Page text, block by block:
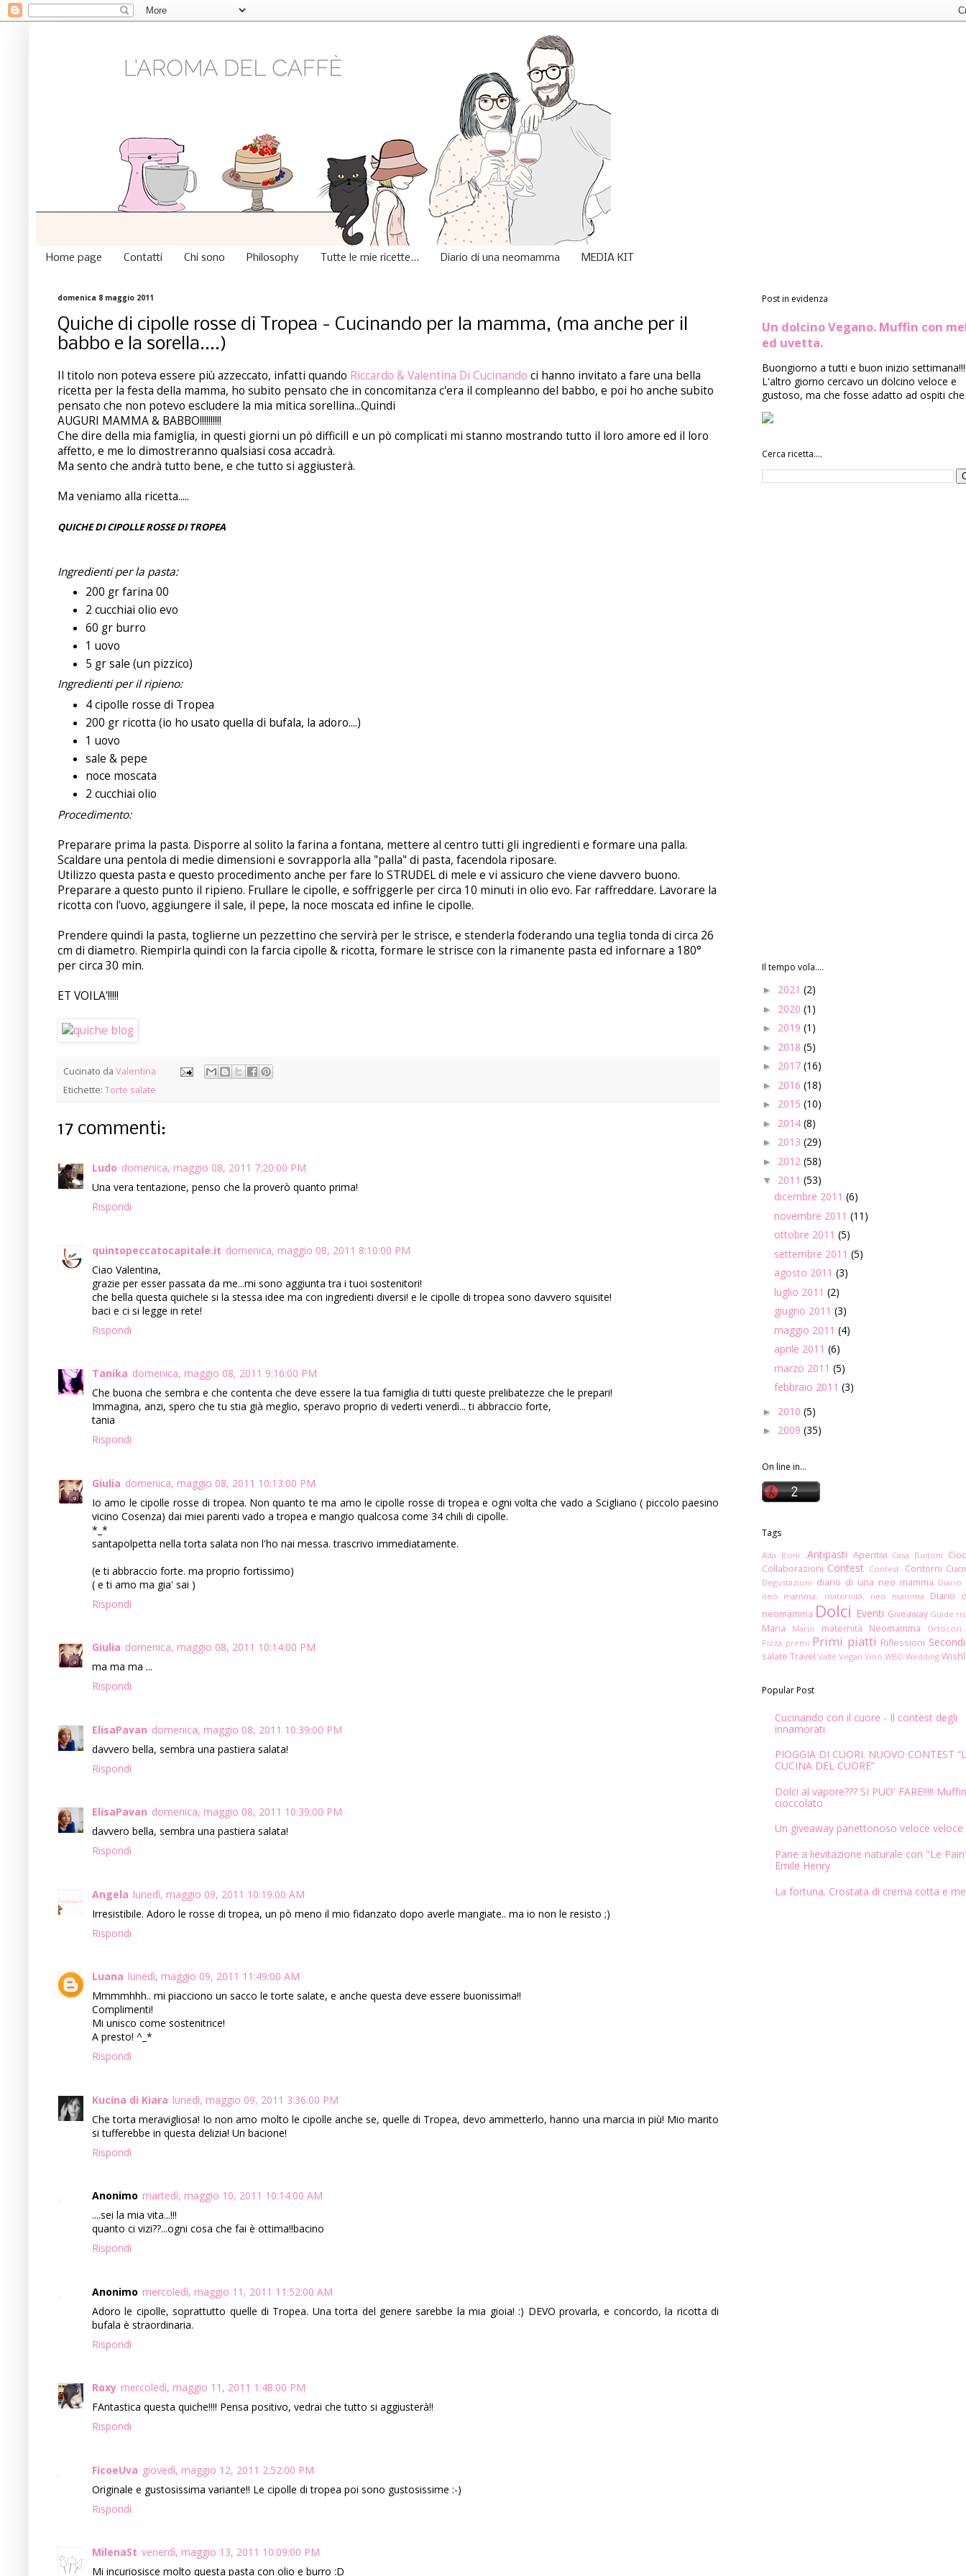
Home page Contatti Chi sono Philosophy Tutte le mie ricette... Diario di una neomamma MEDIA KIT
domenica 8 maggio 2011
Quiche di cipolle rosse di Tropea - Cucinando per la mamma, (ma anche per il
babbo e la sorella....)
Il titolo non poteva essere più azzeccato, infatti quando Riccardo & Valentina Di Cucinando ci hanno invitato a fare una bella
ricetta per la festa della mamma, ho subito pensato che in concomitanza c'era il compleanno del babbo, e poi ho anche subito
pensato che non potevo escludere la mia mitica sorellina...Quindi
AUGURI MAMMA & BABBO!!!!!!!!!!
Che dire della mia famiglia, in questi giorni un pò difficilI e un pò complicati mi stanno mostrando tutto il loro amore ed il loro
affetto, e me lo dimostreranno qualsiasi cosa accadrà.
Ma sento che andrà tutto bene, e che tutto si aggiusterà.
Ma veniamo alla ricetta.....
QUICHE DI CIPOLLE ROSSE DI TROPEA
Ingredienti per la pasta:
200 gr farina 00
2 cucchiai olio evo
60 gr burro
1 uovo
5 gr sale (un pizzico)
Ingredienti per il ripieno:
4 cipolle rosse di Tropea
200 gr ricotta (io ho usato quella di bufala, la adoro....)
1 uovo
sale & pepe
noce moscata
2 cucchiai olio
Procedimento:
Preparare prima la pasta. Disporre al solito la farina a fontana, mettere al centro tutti gli ingredienti e formare una palla.
Scaldare una pentola di medie dimensioni e sovrapporla alla "palla" di pasta, facendola riposare.
Utilizzo questa pasta e questo procedimento anche per fare lo STRUDEL di mele e vi assicuro che viene davvero buono.
Preparare a questo punto il ripieno. Frullare le cipolle, e soffriggerle per circa 10 minuti in olio evo. Far raffreddare. Lavorare la
ricotta con l'uovo, aggiungere il sale, il pepe, la noce moscata ed infine le cipolle.
Prendere quindi la pasta, toglierne un pezzettino che servirà per le strisce, e stenderla foderando una teglia tonda di circa 26
cm di diametro. Riempirla quindi con la farcia cipolle & ricotta, formare le strisce con la rimanente pasta ed infornare a 180°
per circa 30 min.
ET VOILA'!!!!!
Cucinato da Valentina
Etichette: Torte salate
17 commenti:
Ludo domenica, maggio 08, 2011 7:20:00 PM
Una vera tentazione, penso che la proverò quanto prima!
Rispondi
quintopeccatocapitale.it domenica, maggio 08, 2011 8:10:00 PM
Ciao Valentina,
grazie per esser passata da me...mi sono aggiunta tra i tuoi sostenitori!
che bella questa quiche!e si la stessa idee ma con ingredienti diversi! e le cipolle di tropea sono davvero squisite!
baci e ci si legge in rete!
Rispondi
Tanika domenica, maggio 08, 2011 9:16:00 PM
Che buona che sembra e che contenta che deve essere la tua famiglia di tutti queste prelibatezze che le prepari!
Immagina, anzi, spero che tu stia già meglio, speravo proprio di vederti venerdì... ti abbraccio forte,
tania
Rispondi
Giulia domenica, maggio 08, 2011 10:13:00 PM
Io amo le cipolle rosse di tropea. Non quanto te ma amo le cipolle rosse di tropea e ogni volta che vado a Scigliano ( piccolo paesino
vicino Cosenza) dai miei parenti vado a tropea e mangio qualcosa come 34 chili di cipolle.
*_*
santapolpetta nella torta salata non l'ho nai messa. trascrivo immediatamente.
(e ti abbraccio forte. ma proprio fortissimo)
( e ti amo ma gia' sai )
Rispondi
Giulia domenica, maggio 08, 2011 10:14:00 PM
ma ma ma ...
Rispondi
ElisaPavan domenica, maggio 08, 2011 10:39:00 PM
davvero bella, sembra una pastiera salata!
Rispondi
ElisaPavan domenica, maggio 08, 2011 10:39:00 PM
davvero bella, sembra una pastiera salata!
Rispondi
Angela lunedì, maggio 09, 2011 10:19:00 AM
Irresistibile. Adoro le rosse di tropea, un pò meno il mio fidanzato dopo averle mangiate.. ma io non le resisto ;)
Rispondi
Luana lunedì, maggio 09, 2011 11:49:00 AM
Mmmmhhh.. mi piacciono un sacco le torte salate, e anche questa deve essere buonissima!!
Complimenti!
Mi unisco come sostenitrice!
A presto! ^_*
Rispondi
Kucina di Kiara lunedì, maggio 09, 2011 3:36:00 PM
Che torta meravigliosa! Io non amo molto le cipolle anche se, quelle di Tropea, devo ammetterlo, hanno una marcia in più! Mio marito
si tufferebbe in questa delizia! Un bacione!
Rispondi
Anonimo martedì, maggio 10, 2011 10:14:00 AM
....sei la mia vita...!!!
quanto ci vizi??...ogni cosa che fai è ottima!!bacino
Rispondi
Anonimo mercoledì, maggio 11, 2011 11:52:00 AM
Adoro le cipolle, soprattutto quelle di Tropea. Una torta del genere sarebbe la mia gioia! :) DEVO provarla, e concordo, la ricotta di
bufala è straordinaria.
Rispondi
Roxy mercoledì, maggio 11, 2011 1:48:00 PM
FAntastica questa quiche!!!! Pensa positivo, vedrai che tutto si aggiusterà!!
Rispondi
FicoeUva giovedì, maggio 12, 2011 2:52:00 PM
Originale e gustosissima variante!! Le cipolle di tropea poi sono gustosissime :-)
Rispondi
MilenaSt venerdì, maggio 13, 2011 10:09:00 PM
Mi incuriosisce molto questa pasta con olio e burro :D
Post in evidenza
Un dolcino Vegano. Muffin con
ed uvetta.
Buongiorno a tutti e buon inizio
L'altro giorno cercavo un dolcino veloce e
gustoso, ma che fosse adatto ad ospiti che
Cerca ricetta....
Il tempo vola....
► 2021 (2)
► 2020 (1)
► 2019 (1)
► 2018 (5)
► 2017 (16)
► 2016 (18)
► 2015 (10)
► 2014 (8)
► 2013 (29)
► 2012 (58)
▼ 2011 (53)
dicembre 2011 (6)
novembre 2011 (11)
ottobre 2011 (5)
settembre 2011 (5)
agosto 2011 (3)
luglio 2011 (2)
giugno 2011 (3)
maggio 2011 (4)
aprile 2011 (6)
marzo 2011 (5)
febbraio 2011 (3)
► 2010 (5)
► 2009 (35)
On line in...
Tags
Ada Boni. Antipasti Aperitivi Casa Buitoni
Collaborazioni Contest Contest. Contorni
Degustazioni diario di una neo mamma Diario
neo mamma; maternità; neo mamma
Diario
neomamma Dolci Eventi Giveaway Guide
Maria Mario maternità Neomamma
Ortocori
Pizza premi Primi piatti Riflessioni Secondi
salate Travel Vallè Vegan Vino WBD Wedding
Popular Post
Cucinando con il cuore - Il contest degli
innamorati
PIOGGIA DI CUORI. NUOVO CONTEST
CUCINA DEL CUORE”
Dolci al vapore??? SI PUO' FARE!!!!!
cioccolato
Un giveaway panettonoso veloce veloce
Pane a lievitazione naturale con "Le
Emile Henry
La fortuna. Crostata di crema cotta e